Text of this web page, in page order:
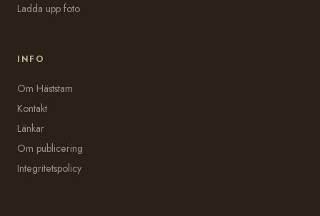
Ladda upp foto
INFO
Om Häststam
Kontakt
Länkar
Om publicering
Integritetspolicy